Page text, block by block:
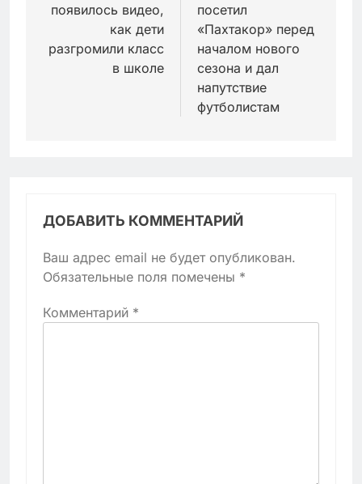
появилось видео,
как дети
разгромили класс
в школе
посетил
«Пахтакор» перед
началом нового
сезона и дал
напутствие
футболистам
ДОБАВИТЬ КОММЕНТАРИЙ
Ваш адрес email не будет опубликован.
Обязательные поля помечены *
Комментарий *